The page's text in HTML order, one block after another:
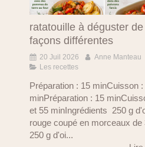
ratatouille à déguster
façons différentes
20 Juil 2026
Anne Manteau
Les recettes
Préparation : 15 minCuisson
minPréparation : 15
et 55 minIngrédients 250 g
rouge coupé en morceaux de
250 g d'oi...